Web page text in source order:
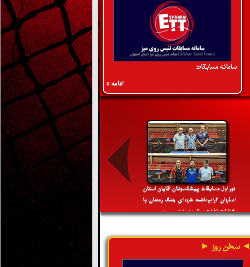
سامانه مسابقات
ادامه »
دور اول مسابقات پیشکسوتان آقایان استان
اصفهان گرامیداشت شهدای جنگ رمضان با
شناخت نفرات برتر به پایان رسید
◄ سخن روز ►